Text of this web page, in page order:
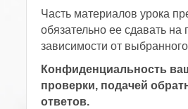
Часть материалов урока
обязательно ее сдавать
зависимости от
Конфиденциальность
проверки, подачей
ответов.